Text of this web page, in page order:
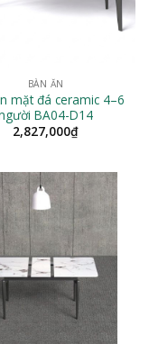
BÀN ĂN
mặt đá ceramic 4–6
BA04-D14
2,827,000₫